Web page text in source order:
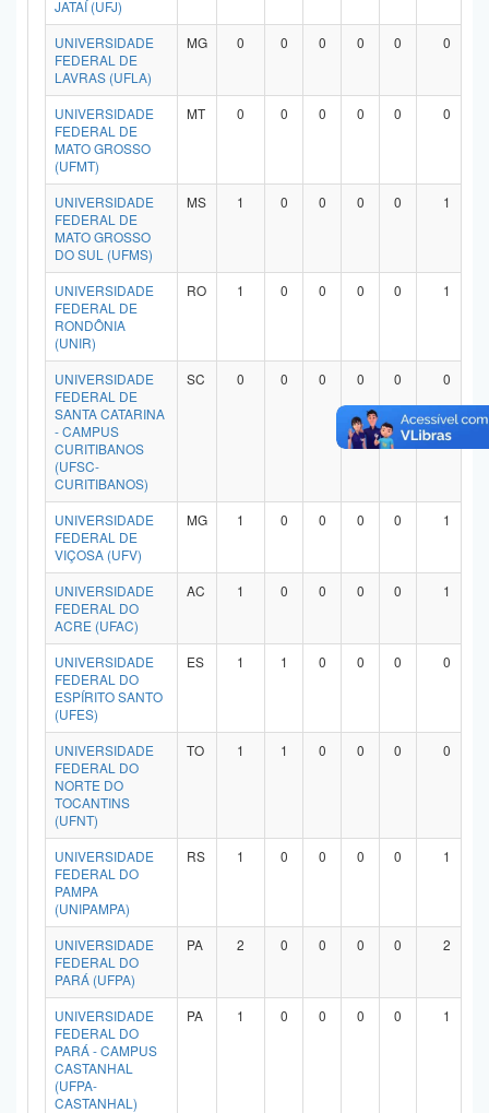
JATAÍ (UFJ)
UNIVERSIDADE
FEDERAL DE
LAVRAS (UFLA)
MG 0 0 0 0 0 0
UNIVERSIDADE
FEDERAL DE
MATO GROSSO
(UFMT)
MT 0 0 0 0 0 0
UNIVERSIDADE
FEDERAL DE
MATO GROSSO
DO SUL (UFMS)
MS 1 0 0 0 0 1
UNIVERSIDADE
FEDERAL DE
RONDÔNIA
(UNIR)
RO 1 0 0 0 0 1
UNIVERSIDADE
FEDERAL DE
SANTA CATARINA
- CAMPUS
CURITIBANOS
(UFSC-
CURITIBANOS)
SC 0 0 0 0 0 0
UNIVERSIDADE
FEDERAL DE
VIÇOSA (UFV)
MG 1 0 0 0 0 1
UNIVERSIDADE
FEDERAL DO
ACRE (UFAC)
AC 1 0 0 0 0 1
UNIVERSIDADE
FEDERAL DO
ESPÍRITO SANTO
(UFES)
ES 1 1 0 0 0 0
UNIVERSIDADE
FEDERAL DO
NORTE DO
TOCANTINS
(UFNT)
TO 1 1 0 0 0 0
UNIVERSIDADE
FEDERAL DO
PAMPA
(UNIPAMPA)
RS 1 0 0 0 0 1
UNIVERSIDADE
FEDERAL DO
PARÁ (UFPA)
PA 2 0 0 0 0 2
UNIVERSIDADE
FEDERAL DO
PARÁ - CAMPUS
CASTANHAL
(UFPA-
CASTANHAL)
PA 1 0 0 0 0 1